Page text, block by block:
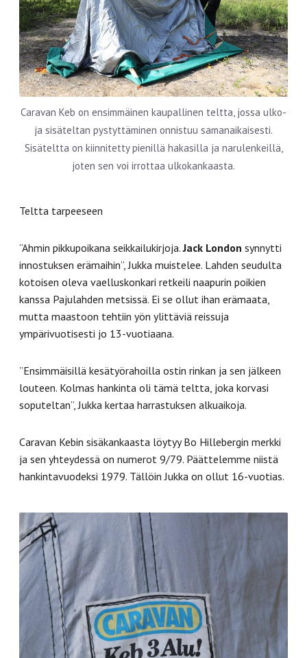
Caravan Keb on ensimmäinen kaupallinen teltta, jossa ulko-
ja sisäteltan pystyttäminen onnistuu samanaikaisesti.
Sisäteltta on kiinnitetty pienillä hakasilla ja narulenkeillä,
joten sen voi irrottaa ulkokankaasta.
Teltta tarpeeseen
”Ahmin pikkupoikana seikkailukirjoja.Jack London synnytti
innostuksen erämaihin”, Jukka muistelee. Lahden seudulta
kotoisen oleva vaelluskonkari retkeili naapurin poikien
kanssa Pajulahden metsissä. Ei se ollut ihan erämaata,
mutta maastoon tehtiin yön ylittäviä reissuja
ympärivuotisesti jo 13-vuotiaana.
”Ensimmäisillä kesätyörahoilla ostin rinkan ja sen jälkeen
louteen. Kolmas hankinta oli tämä teltta, joka korvasi
soputeltan”, Jukka kertaa harrastuksen alkuaikoja.
Caravan Kebin sisäkankaasta löytyy Bo Hillebergin merkki
ja sen yhteydessä on numerot 9/79. Päättelemme niistä
hankintavuodeksi 1979. Tällöin Jukka on ollut 16-vuotias.